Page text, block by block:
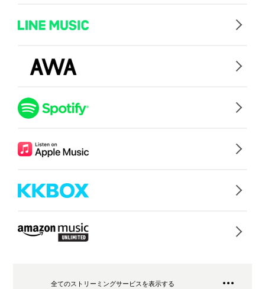
全てのストリーミングサービスを表示する